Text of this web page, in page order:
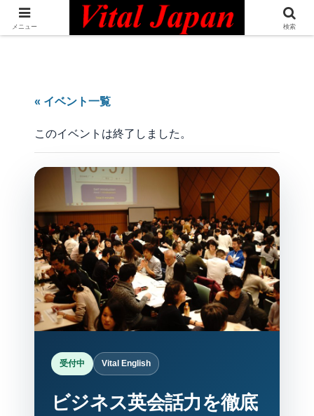
日本最大級の英語コミュニティ・Bilingual Professionals Network
« イベント一覧
このイベントは終了しました。
受付中 Vital English
ビジネス英会話力を徹底
メニュー 検索